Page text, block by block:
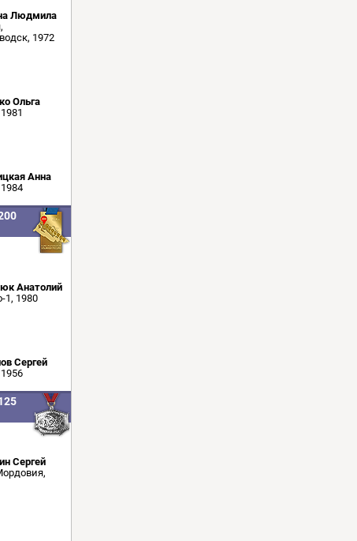
Людмила
1972
Ольга
Анна
Анатолий
1, 1980
Сергей
Сергей